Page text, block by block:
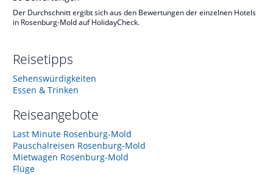
Der Durchschnitt ergibt sich aus den Bewertungen der einzelnen Hotels
in Rosenburg-Mold auf HolidayCheck.
Reisetipps
Sehenswürdigkeiten
Essen & Trinken
Reiseangebote
Last Minute Rosenburg-Mold
Pauschalreisen Rosenburg-Mold
Mietwagen Rosenburg-Mold
Flüge